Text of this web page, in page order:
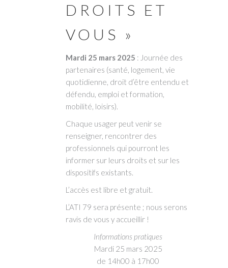
DROITS ET
VOUS »
Mardi 25 mars 2025 : Journée des
partenaires (santé, logement, vie
quotidienne, droit d’être entendu et
défendu, emploi et formation,
mobilité, loisirs).
Chaque usager peut venir se
renseigner, rencontrer des
professionnels qui pourront les
informer sur leurs droits et sur les
dispositifs existants.
L’accès est libre et gratuit.
L’ATI 79 sera présente ; nous serons
ravis de vous y accueillir !
Informations pratiques
Mardi 25 mars 2025
de 14h00 à 17h00